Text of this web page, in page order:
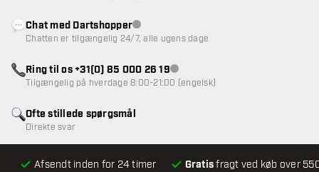
Afsendt inden for 24 timer Gratisfragt ved køb over
Ofte stillede spørgsmål
Direkte svar
Chat med DartshopperKundeservice ikke tilgængelig
Chatten er tilgængelig 24/7, alle ugens dage
Ring til os +31(0) 85 000 26 19Kundeservice ikke tilgængelig
Tilgængelig på hverdage 8:00-21:00 (engelsk)